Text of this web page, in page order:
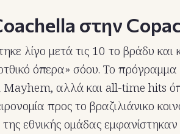
στην
λίγο μετά τις 10 το βράδυ
όπερα» σόου. Το
Mayhem, αλλά και all-time hits
προς το βραζιλιάνικο
της εθνικής ομάδας